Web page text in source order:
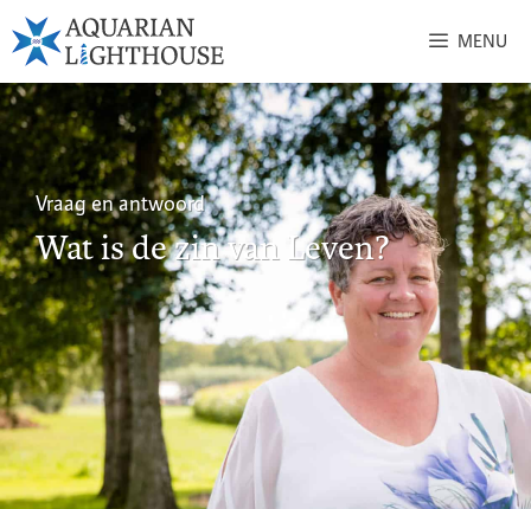
MENU
Vraag en antwoord
Wat is de zin van Leven?